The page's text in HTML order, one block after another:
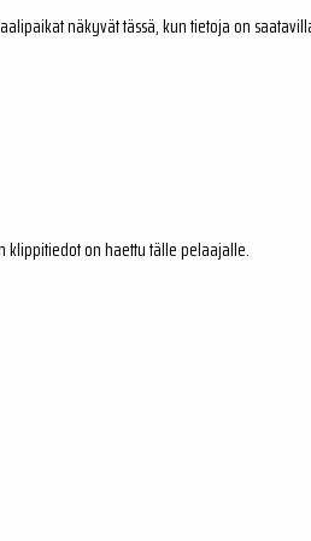
näkyvät tässä, kun tietoja on
klippitiedot on haettu tälle pelaajalle.